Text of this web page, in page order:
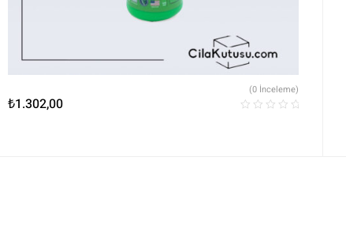
₺1.302,00
(0 İnceleme)